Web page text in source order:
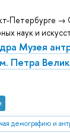
Петербурге →
наук и
Музея
Петра